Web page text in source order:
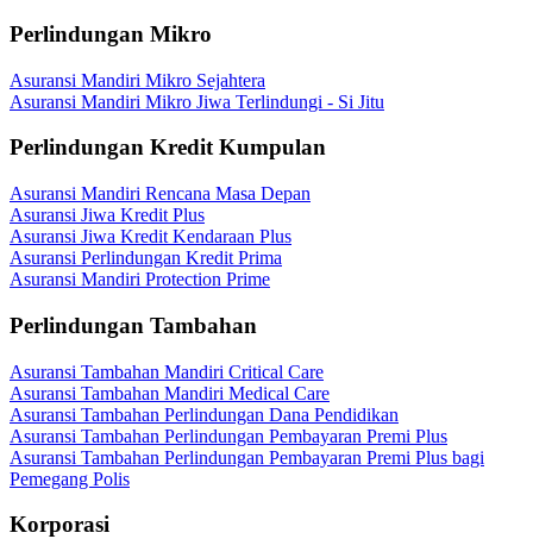
Perlindungan Mikro
Asuransi Mandiri Mikro Sejahtera
Asuransi Mandiri Mikro Jiwa Terlindungi - Si Jitu
Perlindungan Kredit Kumpulan
Asuransi Mandiri Rencana Masa Depan
Asuransi Jiwa Kredit Plus
Asuransi Jiwa Kredit Kendaraan Plus
Asuransi Perlindungan Kredit Prima
Asuransi Mandiri Protection Prime
Perlindungan Tambahan
Asuransi Tambahan Mandiri Critical Care
Asuransi Tambahan Mandiri Medical Care
Asuransi Tambahan Perlindungan Dana Pendidikan
Asuransi Tambahan Perlindungan Pembayaran Premi Plus
Asuransi Tambahan Perlindungan Pembayaran Premi Plus bagi
Pemegang Polis
Korporasi